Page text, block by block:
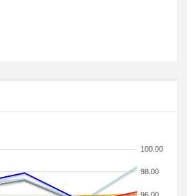
98.00
100.00